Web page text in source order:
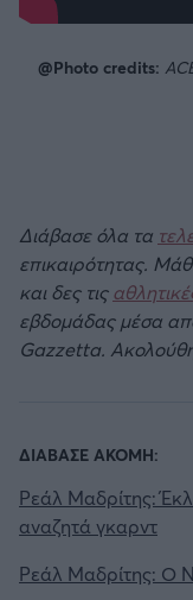
@Photo credits:
Διάβασε όλα τα
επικαιρότητας.
και δες τις
εβδομάδας μέσα
Gazzetta.
ΔΙΑΒΑΣΕ ΑΚΟΜΗ:
Ρεάλ Μαδρίτης:
αναζητά γκαρντ
Ρεάλ Μαδρίτης: Ο